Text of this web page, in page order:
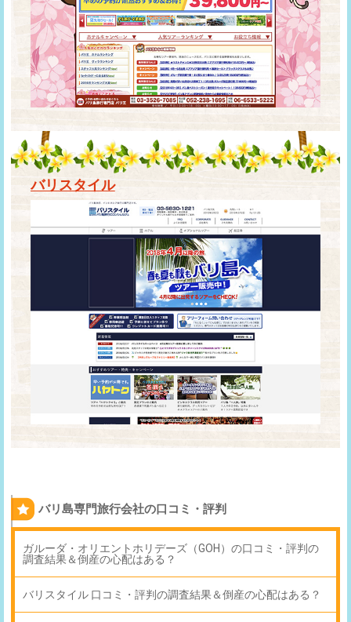
バリスタイル
バリ島専門旅行会社の口コミ・評判
ガルーダ・オリエントホリデーズ（GOH）の口コミ・評判の
調査結果＆倒産の心配はある？
バリスタイル 口コミ・評判の調査結果＆倒産の心配はある？